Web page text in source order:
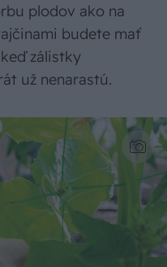
plodov ako na
budete mať
zálistky
už nenarastú.